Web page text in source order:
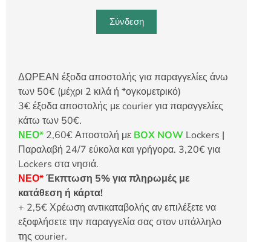
Σύνδεση
ΔΩΡΕΑΝ έξοδα αποστολής για παραγγελίες άνω
των 50€ (μέχρι 2 κιλά ή *ογκομετρικό)
3€ έξοδα αποστολής με courier για παραγγελίες
κάτω των 50€.
ΝΕΟ* 2,60€ Αποστολή με BOX NOW Lockers |
Παραλαβή 24/7 εύκολα και γρήγορα. 3,20€ για
Lockers στα νησιά.
ΝΕΟ*Έκπτωση 5% για πληρωμές με
κατάθεση ή κάρτα!
+ 2,5€ Χρέωση αντικαταβολής αν επιλέξετε να
εξοφλήσετε την παραγγελία σας στον υπάλληλο
της courier.